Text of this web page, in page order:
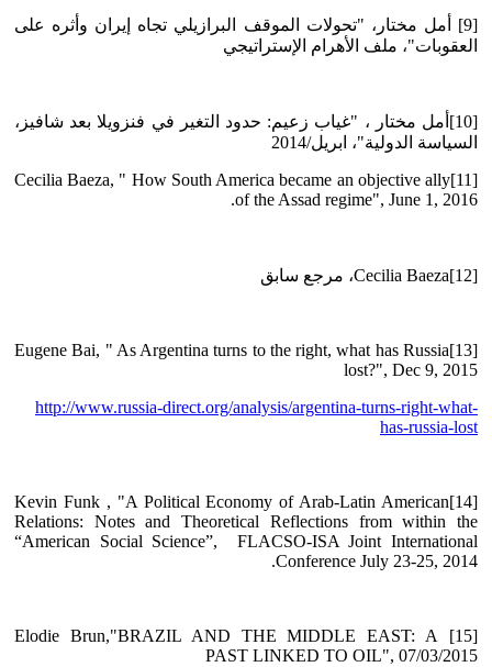
[9] أمل مختار، "تحولات الموقف البرازيلي تجاه إيران وأثره على
العقوبات"، ملف الأهرام الإستراتيجي
[10]أمل مختار ، "غياب زعيم: حدود التغير في فنزويلا بعد شافيز،
السياسة الدولية"، ابريل/2014
[11]Cecilia Baeza, " How South America became an objective ally
of the Assad regime", June 1, 2016.
[12]Cecilia Baeza، مرجع سابق
[13]Eugene Bai, " As Argentina turns to the right, what has Russia
lost?", Dec 9, 2015
http://www.russia-direct.org/analysis/argentina-turns-right-what-
has-russia-lost
[14]Kevin Funk , "A Political Economy of Arab-Latin American
Relations: Notes and Theoretical Reflections from within the
“American Social Science”, FLACSO-ISA Joint International
Conference July 23-25, 2014.
[15] Elodie Brun,"BRAZIL AND THE MIDDLE EAST: A
PAST LINKED TO OIL", 07/03/2015